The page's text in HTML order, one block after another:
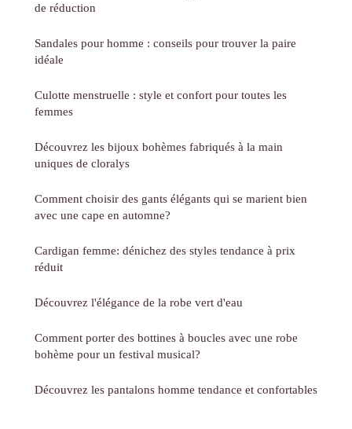
de réduction
Sandales pour homme : conseils pour trouver la paire
idéale
Culotte menstruelle : style et confort pour toutes les
femmes
Découvrez les bijoux bohèmes fabriqués à la main
uniques de cloralys
Comment choisir des gants élégants qui se marient bien
avec une cape en automne?
Cardigan femme: dénichez des styles tendance à prix
réduit
Découvrez l'élégance de la robe vert d'eau
Comment porter des bottines à boucles avec une robe
bohème pour un festival musical?
Découvrez les pantalons homme tendance et confortables